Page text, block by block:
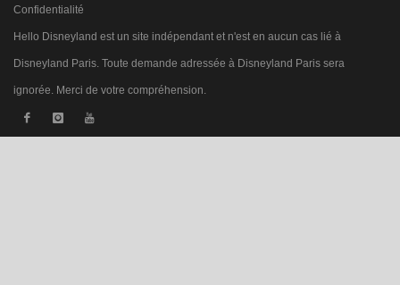
Confidentialité
Hello Disneyland est un site indépendant et n'est en aucun cas lié à
Disneyland Paris. Toute demande adressée à Disneyland Paris sera
ignorée. Merci de votre compréhension.